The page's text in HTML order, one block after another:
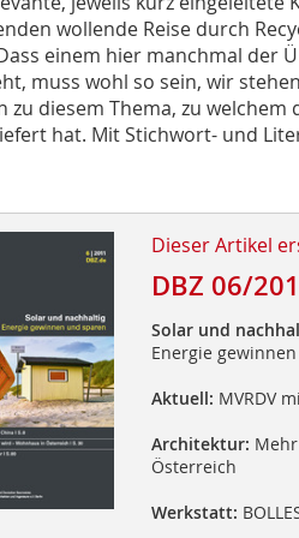
wollende Reise durch
einem hier manchmal der
muss wohl so sein, wir
zu diesem Thema, zu
hat. Mit Stichwort- und
Dieser Artikel
DBZ 06/
Solar und
Energie
Aktuell: MVRDV
Architektur:
Österreich
Werkstatt: